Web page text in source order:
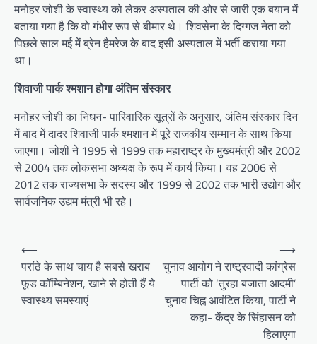
मनोहर जोशी के स्वास्थ्य को लेकर अस्पताल की ओर से जारी एक बयान में
बताया गया है कि वो गंभीर रूप से बीमार थे। शिवसेना के दिग्गज नेता को
पिछले साल मई में ब्रेन हैमरेज के बाद इसी अस्पताल में भर्ती कराया गया
था।
शिवाजी पार्क श्मशान होगा अंतिम संस्कार
मनोहर जोशी का निधन- पारिवारिक सूत्रों के अनुसार, अंतिम संस्कार दिन
में बाद में दादर शिवाजी पार्क श्मशान में पूरे राजकीय सम्मान के साथ किया
जाएगा। जोशी ने 1995 से 1999 तक महाराष्ट्र के मुख्यमंत्री और 2002
से 2004 तक लोकसभा अध्यक्ष के रूप में कार्य किया। वह 2006 से
2012 तक राज्यसभा के सदस्य और 1999 से 2002 तक भारी उद्योग और
सार्वजनिक उद्यम मंत्री भी रहे।
Post
navigation
⟵
परांठे के साथ चाय है सबसे खराब
फूड कॉम्बिनेशन, खाने से होती हैं ये
स्वास्थ्य समस्याएं
चुनाव आयोग ने राष्ट्रवादी कांग्रेस
पार्टी को ‘तुरहा बजाता आदमी’
चुनाव चिह्न आवंटित किया, पार्टी ने
कहा- केंद्र के सिंहासन को
हिलाएगा
⟶